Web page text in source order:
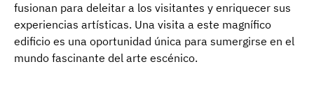
fusionan para deleitar a los visitantes y enriquecer sus
experiencias artísticas. Una visita a este magnífico
edificio es una oportunidad única para sumergirse en el
mundo fascinante del arte escénico.